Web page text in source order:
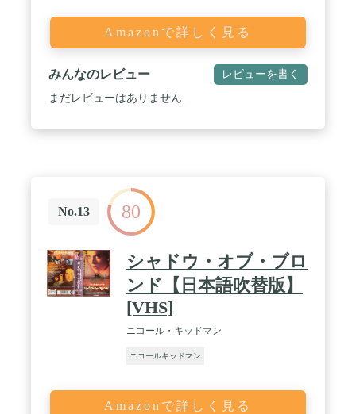
Amazonで詳しく見る
みんなのレビュー レビューを書く
まだレビューはありません
No.13 80
シャドウ・オブ・ブロ
ンド【日本語吹替版】
[VHS]
ニコール・キッドマン
ニコールキッドマン
Amazonで詳しく見る